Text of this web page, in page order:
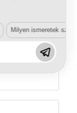
Milyen ismeretek